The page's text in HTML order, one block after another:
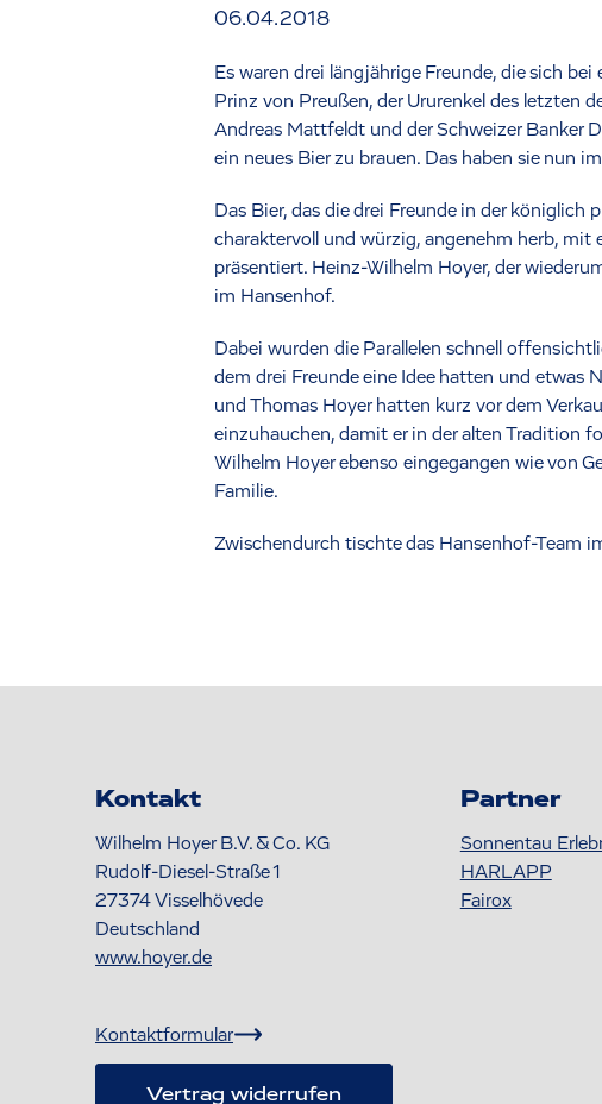
06.04.2018
Es waren drei längjährige Freunde, die sich
Prinz von Preußen, der Ururenkel des letzten
Andreas Mattfeldt und der Schweizer Banker
ein neues Bier zu brauen. Das haben sie nun
Das Bier, das die drei Freunde in der
charaktervoll und würzig, angenehm herb, mit
präsentiert. Heinz-Wilhelm Hoyer, der
im Hansenhof.
Dabei wurden die Parallelen schnell
dem drei Freunde eine Idee hatten und etwas
und Thomas Hoyer hatten kurz vor dem
einzuhauchen, damit er in der alten Tradition
Wilhelm Hoyer ebenso eingegangen wie von
Familie.
Zwischendurch tischte das Hansenhof-Team
Kontakt
Wilhelm Hoyer B.V. & Co. KG
Rudolf-Diesel-Straße 1
27374Visselhövede
Deutschland
www.hoyer.de
Kontaktformular
Vertrag widerrufen
Partner
Sonnentau
HARLAPP
Fairox